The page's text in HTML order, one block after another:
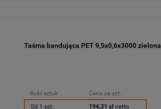
Taśma bandująca PET 9,5x0,6x3000 zielona
Ilość sztuk
Cena za szt.
Od 1 szt.:
194,31 zł netto